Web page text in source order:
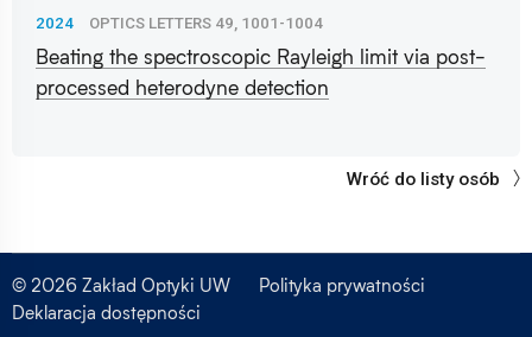
2024 OPTICS LETTERS 49, 1001-1004
Beating the spectroscopic Rayleigh limit via post-
processed heterodyne detection
Wróć do listy osób
© 2026 Zakład Optyki UW
Polityka prywatności
Deklaracja dostępności